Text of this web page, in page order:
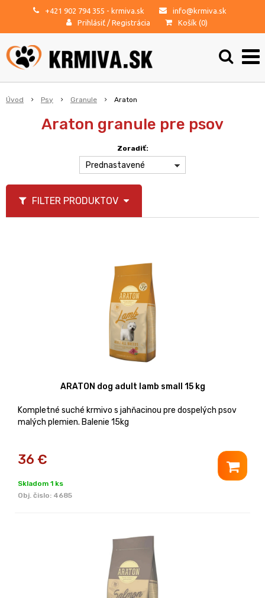
+421 902 794 355 - krmiva.sk
info@krmiva.sk
Prihlásiť / Registrácia Košík (0)
Úvod Psy Granule Araton
Araton granule pre psov
Zoradiť:
Prednastavené
FILTER PRODUKTOV
ARATON dog adult lamb small 15 kg
Kompletné suché krmivo s jahňacinou pre dospelých psov
malých plemien. Balenie 15kg
36 €
Skladom 1 ks
Obj. čislo: 4685